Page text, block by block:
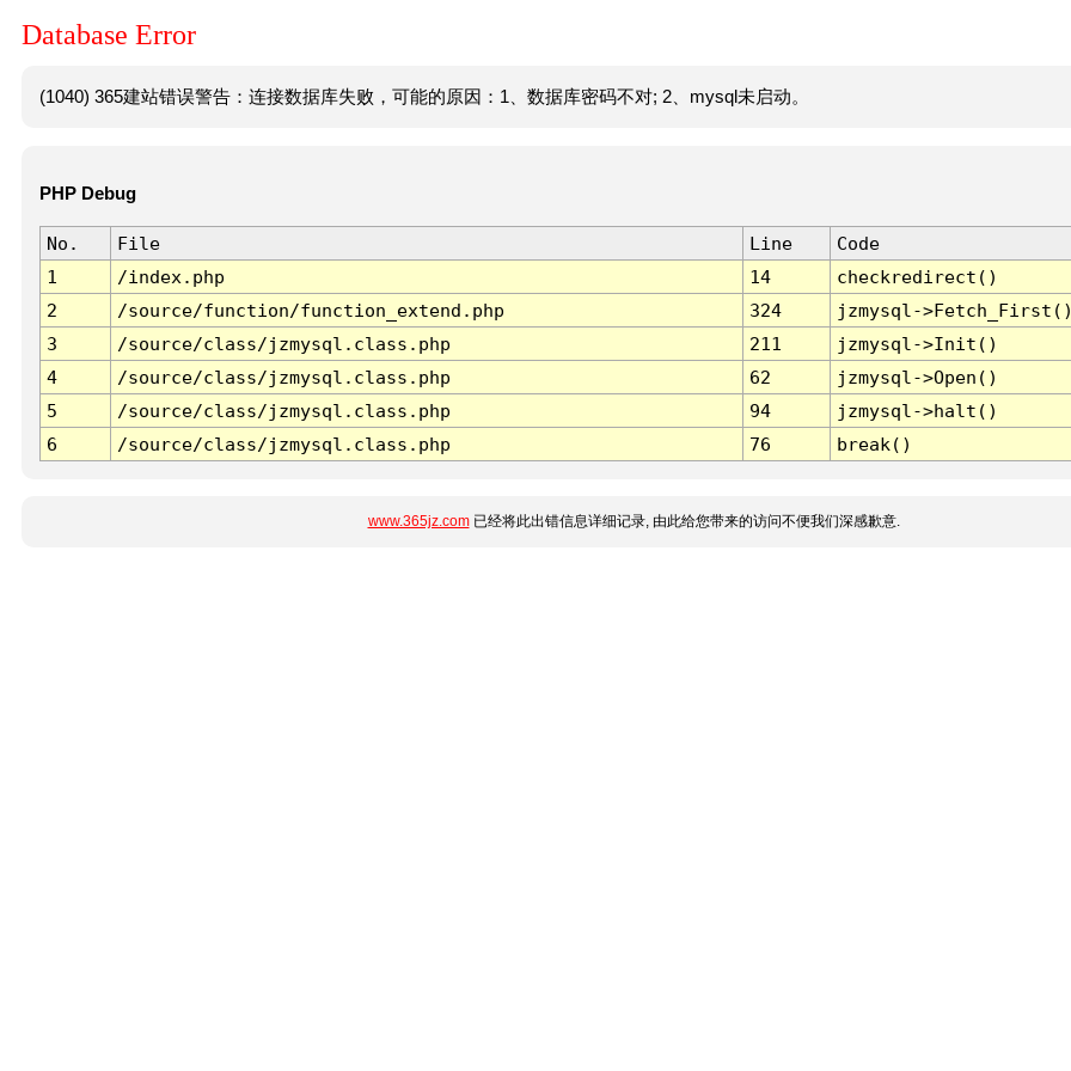
Database Error
(1040) 365建站错误警告：连接数据库失败，可能的原因：1、数据库密码不对; 2、mysql未启动。
PHP Debug
No. File Line
Code
1
/index.php 14
checkredirect()
2
/source/function/function_extend.php 324
jzmysql-
3
/source/class/jzmysql.class.php 211
jzmysql->Init()
4
/source/class/jzmysql.class.php 62
jzmysql->Open()
5
/source/class/jzmysql.class.php 94
jzmysql->halt()
6
/source/class/jzmysql.class.php 76 break()
www.365jz.com已经将此出错信息详细记录, 由此给您带来的访问不便我们深感歉意.